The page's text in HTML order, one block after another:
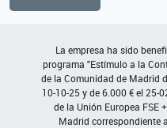
La empresa ha sido
programa "Estímulo a la
de la Comunidad de Madrid
10-10-25 y de 6.000 € el 25-
de la Unión Europea FSE
Madrid correspondiente